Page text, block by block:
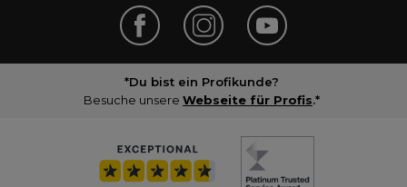
*Du bist ein Profikunde?
Besuche unsere Webseite für Profis.*